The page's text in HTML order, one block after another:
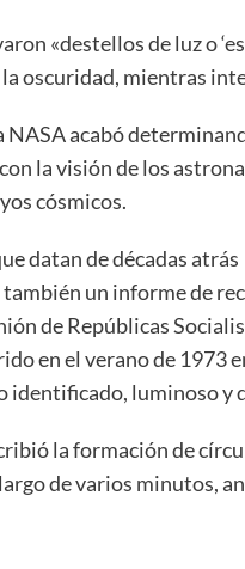
«destellos de luz o
oscuridad, mientras
NASA acabó
la visión de los
cósmicos.
datan de décadas atrás
un informe de
de Repúblicas
en el verano de 1973
identificado, luminoso y
la formación de
de varios minutos,